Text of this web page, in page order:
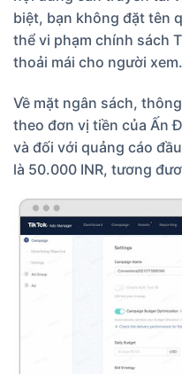
biệt, bạn không đặt tên
thể vi phạm chính sách
thoải mái cho người xem.
Về mặt ngân sách,
theo đơn vị tiền của Ấn
và đối với quảng cáo
là 50.000 INR, tương